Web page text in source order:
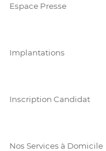
Espace Presse
Implantations
Inscription Candidat
Nos Services à Domicile